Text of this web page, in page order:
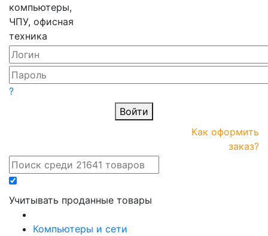
компьютеры,
ЧПУ, офисная
техника
Как оформить
заказ?
Учитывать проданные товары
?
Войти
Компьютеры и сети